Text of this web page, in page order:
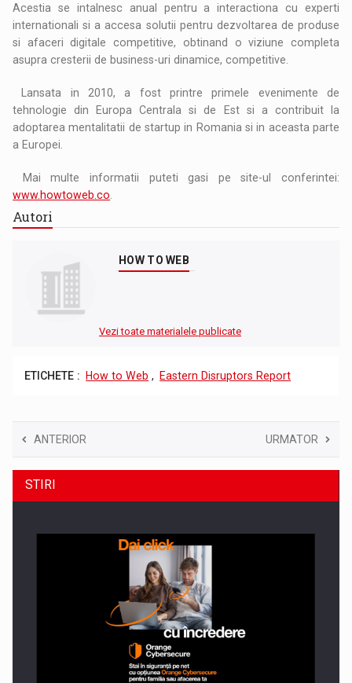
Acestia se intalnesc anual pentru a interactiona cu experti
internationali si a accesa solutii pentru dezvoltarea de produse
si afaceri digitale competitive, obtinand o viziune completa
asupra cresterii de business-uri dinamice, competitive.
Lansata in 2010, a fost printre primele evenimente de
tehnologie din Europa Centrala si de Est si a contribuit la
adoptarea mentalitatii de startup in Romania si in aceasta parte
a Europei.
Mai multe informatii puteti gasi pe site-ul conferintei:
www.howtoweb.co
Autori
HOW TO WEB
Vezi toate materialele publicate
ETICHETE : How to Web , Eastern Disruptors Report
ANTERIOR URMATOR
STIRI